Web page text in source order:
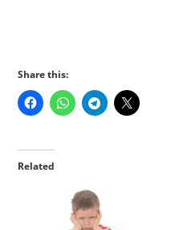
Share this:
Related